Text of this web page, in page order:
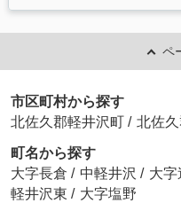
ペ
市区町村から探す
北佐久郡軽井沢町 / 北佐
町名から探す
大字長倉 / 中軽井沢 / 大字
軽井沢東 / 大字塩野